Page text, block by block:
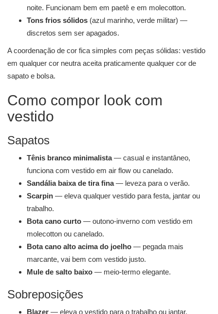
noite. Funcionam bem em paetê e em molecotton.
Tons frios sólidos (azul marinho, verde militar) —
discretos sem ser apagados.
A coordenação de cor fica simples com peças sólidas: vestido
em qualquer cor neutra aceita praticamente qualquer cor de
sapato e bolsa.
Como compor look com
vestido
Sapatos
Tênis branco minimalista— casual e instantâneo,
funciona com vestido em air flow ou canelado.
Sandália baixa de tira fina— leveza para o verão.
Scarpin — eleva qualquer vestido para festa, jantar ou
trabalho.
Bota cano curto — outono-inverno com vestido em
molecotton ou canelado.
Bota cano alto acima do joelho — pegada mais
marcante, vai bem com vestido justo.
Mule de salto baixo — meio-termo elegante.
Sobreposições
Blazer — eleva o vestido para o trabalho ou jantar.